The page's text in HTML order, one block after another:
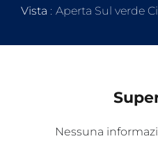
Vista
Aperta Sul verde
Nessuna